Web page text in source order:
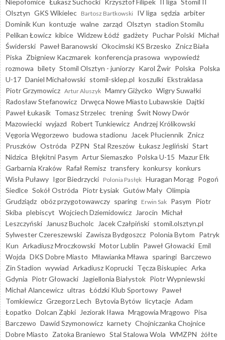
Olsztyn GKS Wikielec Bartosz Bartkowski IV liga sędzia arbiter
Dominik Kun kontuzje walne zarząd Olsztyn stadion Stomilu
Pelikan Łowicz kibice Widzew Łódź gadżety Puchar Polski Michał
Świderski Paweł Baranowski Okocimski KS Brzesko Znicz Biała
Piska Zbigniew Kaczmarek konferencja prasowa wypowiedź
rozmowa bilety Stomil Olsztyn - juniorzy Karol Żwir Polska Polska
U-17 Daniel Michałowski stomil-sklep.pl koszulki Ekstraklasa
Piotr Grzymowicz Artur Aluszyk Mamry Giżycko Wigry Suwałki
Radosław Stefanowicz Drwęca Nowe Miasto Lubawskie Dajtki
Paweł Łukasik Tomasz Strzelec trening Świt Nowy Dwór
Mazowiecki wyjazd Robert Tunkiewicz Andrzej Królikowski
Vęgoria Węgorzewo budowa stadionu Jacek Płuciennik Znicz
Pruszków Ostróda PZPN Stal Rzeszów Łukasz Jegliński Start
Nidzica Błękitni Pasym Artur Siemaszko Polska U-15 Mazur Ełk
Garbarnia Kraków Rafał Remisz transfery konkursy konkurs
Wisła Puławy Igor Biedrzycki Polonia Pasłęk Huragan Morąg Pogoń
Siedlce Sokół Ostróda Piotr Łysiak Gutów Mały Olimpia
Grudziądz obóz przygotowawczy sparing Erwin Sak Pasym Piotr
Skiba plebiscyt Wojciech Dziemidowicz Jarocin Michał
Leszczyński
Janusz Bucholc Jacek Czałpiński stomil.olsztyn.pl
Sylwester Czereszewski Zawisza Bydgoszcz Polonia Bytom Patryk
Kun Arkadiusz Mroczkowski Motor Lublin Paweł Głowacki Emil
Wojda DKS Dobre Miasto Mławianka Mława sparingi Barczewo
Zin Stadion wywiad Arkadiusz Koprucki Tęcza Biskupiec Arka
Gdynia Piotr Głowacki Jagiellonia Białystok Piotr Wypniewski
Michał Alancewicz ultras Łódzki Klub Sportowy Paweł
Tomkiewicz Grzegorz Lech Bytovia Bytów licytacje Adam
Łopatko Dolcan Ząbki Jeziorak Iława Mrągowia Mrągowo Pisa
Barczewo Dawid Szymonowicz karnety Chojniczanka Chojnice
Dobre Miasto Zatoka Braniewo Stal Stalowa Wola WMZPN żółte